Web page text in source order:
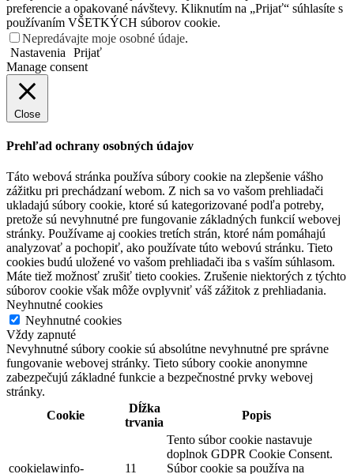
preferencie a opakované návštevy. Kliknutím na „Prijať“ súhlasíte s
používaním VŠETKÝCH súborov cookie.
Nepredávajte moje osobné údaje.
Nastavenia
Prijať
Manage consent
Close
Prehľad ochrany osobných údajov
Táto webová stránka používa súbory cookie na zlepšenie vášho
zážitku pri prechádzaní webom. Z nich sa vo vašom prehliadači
ukladajú súbory cookie, ktoré sú kategorizované podľa potreby,
pretože sú nevyhnutné pre fungovanie základných funkcií webovej
stránky. Používame aj cookies tretích strán, ktoré nám pomáhajú
analyzovať a pochopiť, ako používate túto webovú stránku. Tieto
cookies budú uložené vo vašom prehliadači iba s vaším súhlasom.
Máte tiež možnosť zrušiť tieto cookies. Zrušenie niektorých z týchto
súborov cookie však môže ovplyvniť váš zážitok z prehliadania.
Neyhnutné cookies
Neyhnutné cookies
Vždy zapnuté
Nevyhnutné súbory cookie sú absolútne nevyhnutné pre správne
fungovanie webovej stránky. Tieto súbory cookie anonymne
zabezpečujú základné funkcie a bezpečnostné prvky webovej
stránky.
Cookie
Dĺžka
trvania
Popis
cookielawinfo-
11
Tento súbor cookie nastavuje
doplnok GDPR Cookie Consent.
Súbor cookie sa používa na